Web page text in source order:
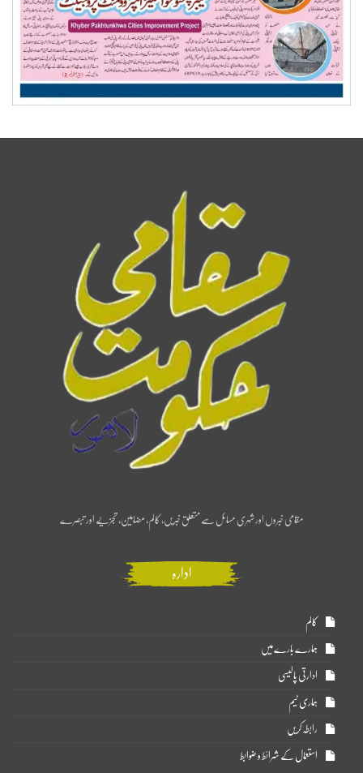
مقامی خبروں اور شہری مسائل سے متعلق خبریں، کالم، مضامین، تجزیے اور تبصرے
ادارہ
کالم
ہمارے بارے میں
ادارتی پالیسی
ہماری ٹیم
رابطہ کریں
استعمال کے شرائط و ضوابط